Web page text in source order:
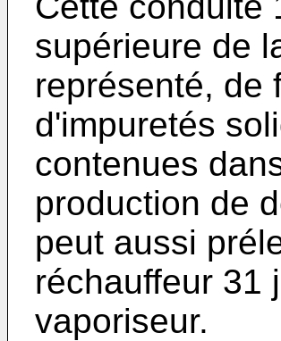
supérieure de
représenté, de
d'impuretés
contenues
production de
peut aussi
réchauffeur 31
vaporiseur.